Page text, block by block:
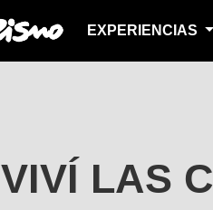
EXPERIENCIAS
VIVÍ LAS